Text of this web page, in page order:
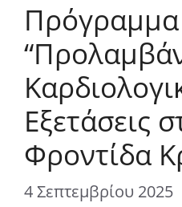
Πρόγραμμα
Εξετάσεις
Φροντίδα
4 Σεπτεμβρίου 2025